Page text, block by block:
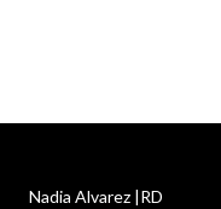
Nadia Alvarez |RD